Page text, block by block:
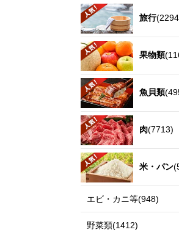
旅行
果物類
魚貝類
肉(7713)
米・パン
エビ・カニ等(948)
野菜類(1412)